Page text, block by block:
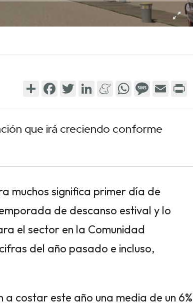
ShareFacebook
TwitterLinkedInMeneame
WhatsApp
Message
Email
que irá creciendo conforme
muchos significa primer día de
de descanso estival y lo
el sector en la Comunidad
del año pasado e incluso,
costar este año una media de un 6%